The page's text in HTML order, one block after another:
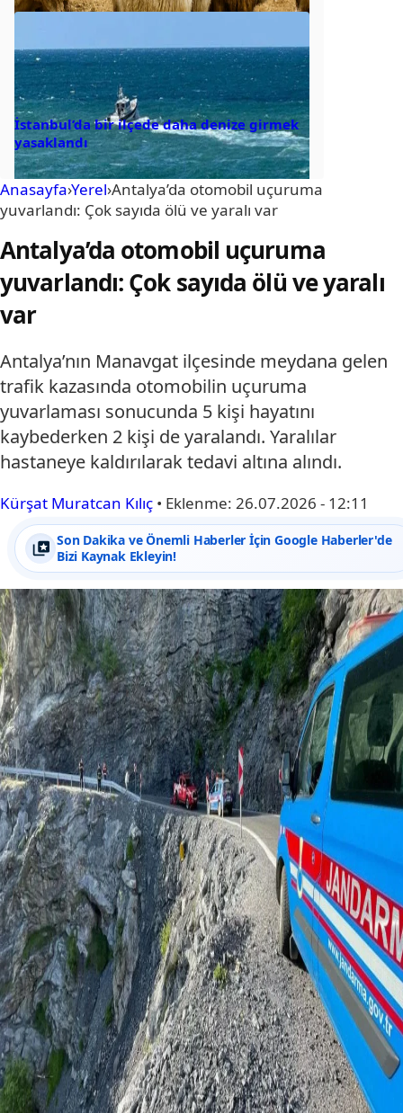
İstanbul’da bir ilçede daha denize girmek
yasaklandı
Anasayfa›Yerel›Antalya’da otomobil uçuruma
yuvarlandı: Çok sayıda ölü ve yaralı var
Antalya’da otomobil uçuruma
yuvarlandı: Çok sayıda ölü ve yaralı
var
Antalya’nın Manavgat ilçesinde meydana gelen
trafik kazasında otomobilin uçuruma
yuvarlaması sonucunda 5 kişi hayatını
kaybederken 2 kişi de yaralandı. Yaralılar
hastaneye kaldırılarak tedavi altına alındı.
Kürşat Muratcan Kılıç • Eklenme: 26.07.2026 - 12:11
Son Dakika ve Önemli Haberler İçin Google Haberler'de
Bizi Kaynak Ekleyin!